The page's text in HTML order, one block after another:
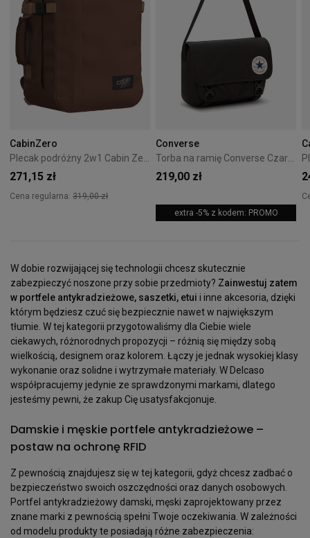
CabinZero
Plecak podróżny 2w1 Cabin Zero Classic Tech 28L Redwood
271,15 zł
Cena regularna: 319,00 zł
Converse
Torba na ramię Converse Czarna 10026011-A01
219,00 zł
extra -5% z kodem: PROMO
W dobie rozwijającej się technologii chcesz skutecznie
zabezpieczyć noszone przy sobie przedmioty? Zainwestuj zatem
w portfele antykradzieżowe, saszetki, etui i inne akcesoria, dzięki
którym będziesz czuć się bezpiecznie nawet w największym
tłumie. W tej kategorii przygotowaliśmy dla Ciebie wiele
ciekawych, różnorodnych propozycji – różnią się między sobą
wielkością, designem oraz kolorem. Łączy je jednak wysokiej klasy
wykonanie oraz solidne i wytrzymałe materiały. W Delcaso
współpracujemy jedynie ze sprawdzonymi markami, dlatego
jesteśmy pewni, że zakup Cię usatysfakcjonuje.
Damskie i męskie portfele antykradzieżowe –
postaw na ochronę RFID
Z pewnością znajdujesz się w tej kategorii, gdyż chcesz zadbać o
bezpieczeństwo swoich oszczędności oraz danych osobowych.
Portfel antykradzieżowy damski, męski zaprojektowany przez
znane marki z pewnością spełni Twoje oczekiwania. W zależności
od modelu produkty te posiadają różne zabezpieczenia: